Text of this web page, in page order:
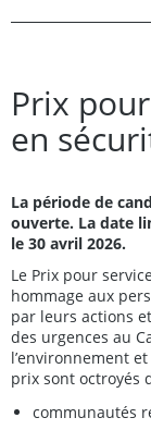
Prix
en
La période de
ouverte. La date
le 30 avril 2026.
Le Prix pour
hommage aux
par leurs actions
des urgences au
l’environnement
prix sont octroyés
communautés